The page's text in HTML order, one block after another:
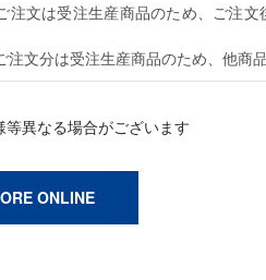
注文は受注生産商品のため、ご注
注文分は受注生産商品のため、他商
異なる場合がございます
ONLINE